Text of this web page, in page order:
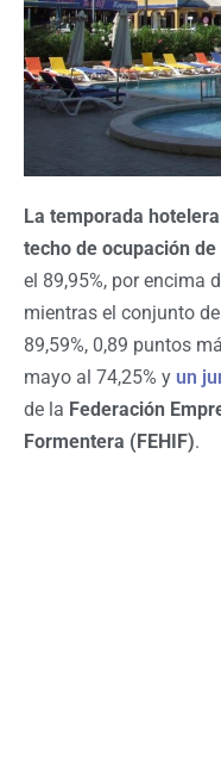
La temporada
techo de ocupación de
el 89,95%, por encima
mientras el conjunto
89,59%, 0,89 puntos
mayo al 74,25% y un
de la Federación
Formentera (FEHIF).